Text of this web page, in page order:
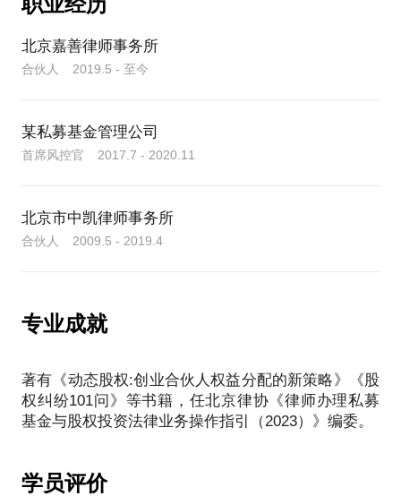
北京嘉善律师事务所
合伙人 2019.5 - 至今
某私募基金管理公司
首席风控官 2017.7 - 2020.11
北京市中凯律师事务所
合伙人 2009.5 - 2019.4
专业成就
著有《动态股权:创业合伙人权益分配的新策略》《股
权纠纷101问》等书籍，任北京律协《律师办理私募
学员评价